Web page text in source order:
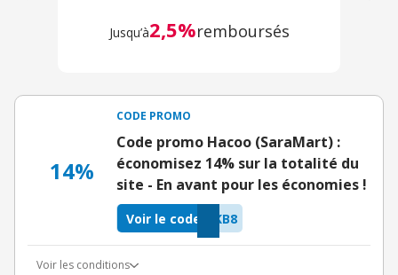
Jusqu’à2,5%remboursés
14%
CODE PROMO
Code promo Hacoo (SaraMart) :
économisez 14% sur la totalité du
site - En avant pour les économies !
KB8
Voir le code
Voir les conditions